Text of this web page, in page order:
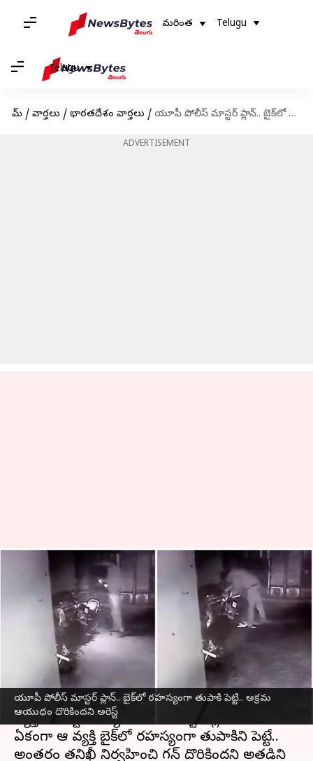
మరింత Telugu
Telugu
హోమ్ / వార్తలు / భారతదేశం వార్తలు / యూపీ పోలీస్ మాస్టర్ ప్లాన్.. బైక్‌లో రహస్యంగా తుపాకి పెట్టి.. అక్రమ ఆయుధం దొరికిందని అరెస్ట్
ADVERTISEMENT
యూపీ పోలీస్ మాస్టర్ ప్లాన్.. బైక్‌లో రహస్యంగా తుపాకి పెట్టి.. అక్రమ
ఆయుధం దొరికిందని అరెస్ట్
యూపీ పోలీస్ మాస్టర్ ప్లాన్.. బైక్‌లో
రహస్యంగా తుపాకి పెట్టి.. అక్రమ
ఆయుధం దొరికిందని అరెస్ట్
Sirish Praharaju Sep 28, 2023 10:16 am
ఈ వార్తాకథనం ఏంటి
ఉత్తర్‌ప్రదేశ్మీరట్‌ స్థానిక పోలీసు అధికారులు ఓ
వ్యక్తిని అరెస్ట్ చెయ్యడానికి ఓ మాస్టర్ ప్లాన్ వేశారు.
ఏకంగా ఆ వ్యక్తి బైక్‌లో రహస్యంగా తుపాకిని పెట్టే..
అంతరం తనిఖీ నిర్వహించి గన్ దొరికిందని అతడిని